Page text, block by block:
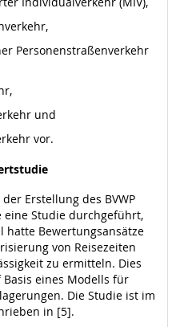
Personenstraßenverkehr
und
vor.
Erstellung des BVWP
eine Studie durchgeführt,
hatte Bewertungsansätze
von Reisezeiten
zu ermitteln. Dies
eines Modells für
Die Studie ist im
in [5].